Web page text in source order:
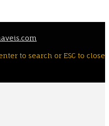
to search or ESC to close